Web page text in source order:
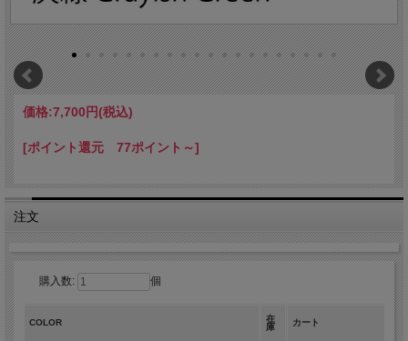
価格:7,700円(税込)
[ポイント還元 77ポイント～]
注文
購入数: 個
COLOR
在
庫
カート